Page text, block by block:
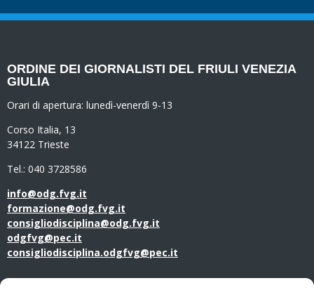
ORDINE DEI GIORNALISTI DEL FRIULI VENEZIA
GIULIA
Orari di apertura: lunedì-venerdì 9-13
Corso Italia, 13
34122 Trieste
Tel.: 040 3728586
info@odg.fvg.it
formazione@odg.fvg.it
consigliodisciplina@odg.fvg.it
odgfvg@pec.it
consigliodisciplina.odgfvg@pec.it